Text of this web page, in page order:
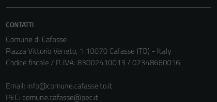
CONTATTI
Comune di Cafasse
Piazza Vittorio Veneto, 1 10070 Cafasse (TO) - Italy
Codice fiscale / P. IVA: 83002410013 / 02348660016
Email: info@comune.cafasse.to.it
PEC: comune.cafasse@pec.it
sono necessari
per il
funzionamento